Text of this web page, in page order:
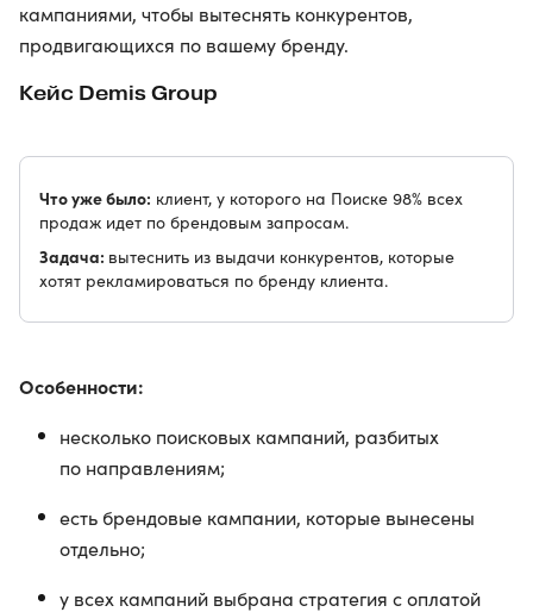
кампаниями, чтобы вытеснять конкурентов,
продвигающихся по вашему бренду.
Кейс Demis Group
Что уже было: клиент, у которого на Поиске 98% всех
продаж идет по брендовым запросам.
Задача: вытеснить из выдачи конкурентов, которые
хотят рекламироваться по бренду клиента.
Особенности:
несколько поисковых кампаний, разбитых
по направлениям;
есть брендовые кампании, которые вынесены
отдельно;
у всех кампаний выбрана стратегия с оплатой